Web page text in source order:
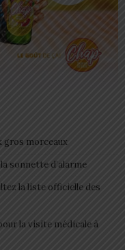
gros morceaux
sonnette d’alarme
la liste officielle des
la visite médicale à